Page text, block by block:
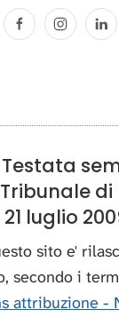
Testata
di
luglio
sito e'
secondo i
attribuzione -